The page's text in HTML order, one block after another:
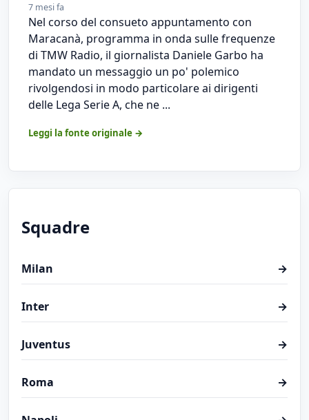
7 mesi fa
Nel corso del consueto appuntamento con
Maracanà, programma in onda sulle frequenze
di TMW Radio, il giornalista Daniele Garbo ha
mandato un messaggio un po' polemico
rivolgendosi in modo particolare ai dirigenti
delle Lega Serie A, che ne ...
Leggi la fonte originale →
Squadre
Milan →
Inter →
Juventus →
Roma →